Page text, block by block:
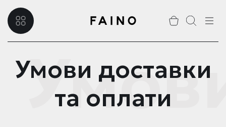
Умови доставки
та оплати